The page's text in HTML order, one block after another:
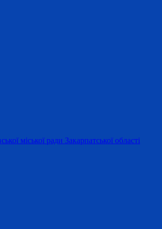
міської ради Закарпатської області